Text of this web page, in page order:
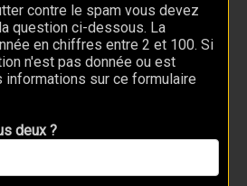
contre le spam vous devez
question ci-dessous. La
en chiffres entre 2 et 100. Si
n'est pas donnée ou est
informations sur ce formulaire
deux ?